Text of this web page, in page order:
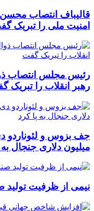
قالیباف انتصاب
امنیت ملی را تبریک
رئیس مجلس انتصاب
رهبر انقلاب را تبریک
میلیون دلاری جنجال به
نیمی از ظرفیت تولید